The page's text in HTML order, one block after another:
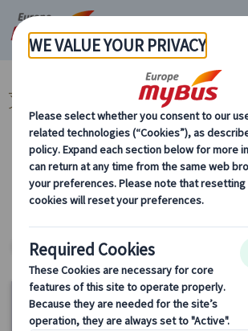
マイバス・ヨーロッパ スペイン (54) マドリード
イベート観光 (6)
カテゴリーから探す
スペイン プライベート
ヨーロッパ・プライベートツアー